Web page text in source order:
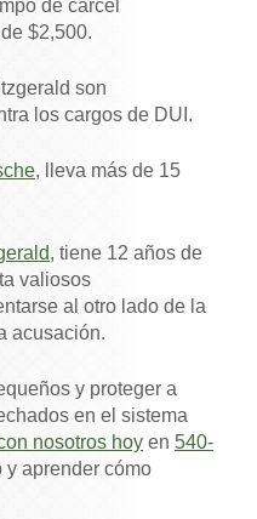
de cárcel
$2,500.
son
los cargos de DUI.
, lleva más de 15
, tiene 12 años de
valiosos
al otro lado de la
acusación.
y proteger a
en el sistema
nosotros hoy en 540-
y aprender cómo